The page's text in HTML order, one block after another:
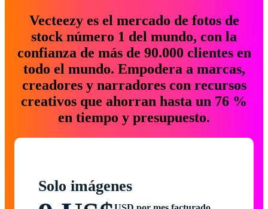
Vecteezy es el mercado de fotos de
stock número 1 del mundo, con la
confianza de más de 90.000 clientes en
todo el mundo. Empodera a marcas,
creadores y narradores con recursos
creativos que ahorran hasta un 76 %
en tiempo y presupuesto.
Solo imágenes